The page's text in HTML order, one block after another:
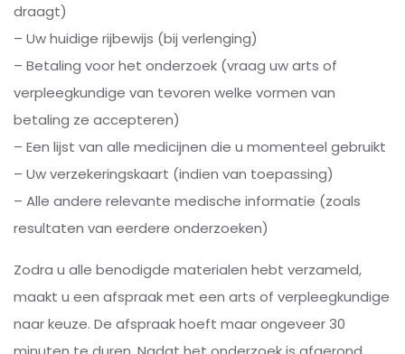
draagt)
– Uw huidige rijbewijs (bij verlenging)
– Betaling voor het onderzoek (vraag uw arts of
verpleegkundige van tevoren welke vormen van
betaling ze accepteren)
– Een lijst van alle medicijnen die u momenteel gebruikt
– Uw verzekeringskaart (indien van toepassing)
– Alle andere relevante medische informatie (zoals
resultaten van eerdere onderzoeken)
Zodra u alle benodigde materialen hebt verzameld,
maakt u een afspraak met een arts of verpleegkundige
naar keuze. De afspraak hoeft maar ongeveer 30